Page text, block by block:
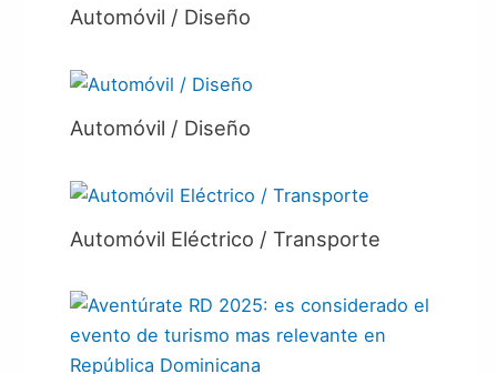
Automóvil / Diseño
Automóvil / Diseño
Automóvil Eléctrico / Transporte